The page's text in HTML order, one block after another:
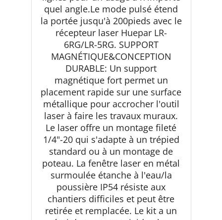
quel angle.Le mode pulsé étend
la portée jusqu'à 200pieds avec le
récepteur laser Huepar LR-
6RG/LR-5RG. SUPPORT
MAGNÉTIQUE&CONCEPTION
DURABLE: Un support
magnétique fort permet un
placement rapide sur une surface
métallique pour accrocher l'outil
laser à faire les travaux muraux.
Le laser offre un montage fileté
1/4"-20 qui s'adapte à un trépied
standard ou à un montage de
poteau. La fenêtre laser en métal
surmoulée étanche à l'eau/la
poussière IP54 résiste aux
chantiers difficiles et peut être
retirée et remplacée. Le kit a un